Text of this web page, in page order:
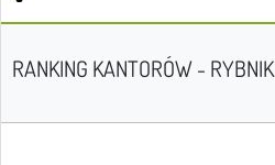
RANKING KANTORÓW - RYBNIK